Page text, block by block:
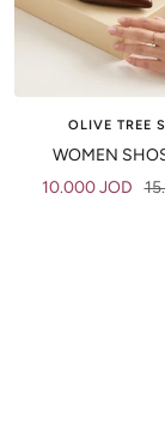
OLIVE TREE
WOMEN
Sale
10.000 JOD